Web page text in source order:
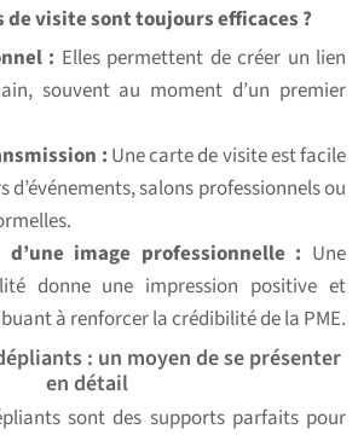
de visite sont toujours efficaces ?
: Elles permettent de créer un lien
souvent au moment d’un premier
: Une carte de visite est facile
d’événements, salons professionnels ou
d’une image professionnelle : Une
donne une impression positive et
à renforcer la crédibilité de la PME.
: un moyen de se présenter
en détail
sont des supports parfaits pour